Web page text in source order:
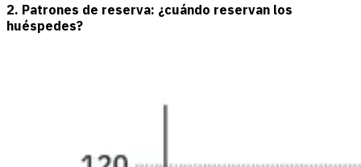
2. Patrones de reserva: ¿cuándo reservan los
huéspedes?